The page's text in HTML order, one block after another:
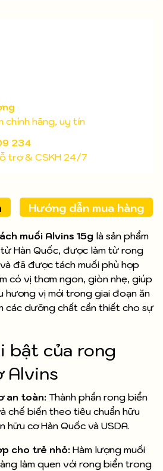
chính hãng, uy tín
234
trợ & CSKH 24/7
Hướng dẫn mua hàng
muối Alvins 15g là sản phẩm
Hàn Quốc, được làm từ rong
đã được tách muối phù hợp
có vị thơm ngon, giòn nhẹ, giúp
hương vị mới trong giai đoạn ăn
các dưỡng chất cần thiết cho sự
bật của rong
Alvins
an toàn: Thành phần rong biển
chế biến theo tiêu chuẩn hữu
hữu cơ Hàn Quốc và USDA.
cho trẻ nhỏ: Hàm lượng muối
làm quen với rong biển trong